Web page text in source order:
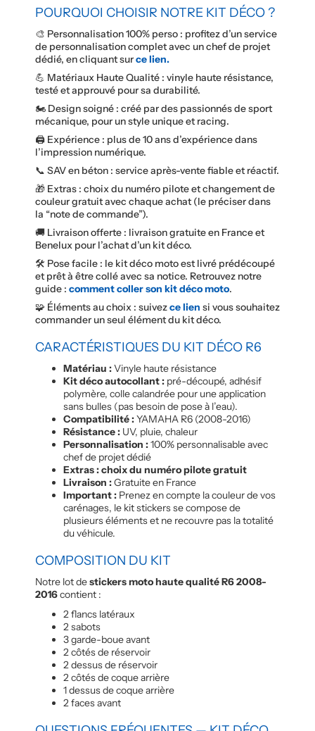
POURQUOI CHOISIR NOTRE KIT DÉCO ?
🎨 Personnalisation 100% perso : profitez d’un service
de personnalisation complet avec un chef de projet
dédié, en cliquant surce lien.
💪 Matériaux Haute Qualité : vinyle haute résistance,
testé et approuvé pour sa durabilité.
🏍️ Design soigné : créé par des passionnés de sport
mécanique, pour un style unique et racing.
🖨️ Expérience : plus de 10 ans d’expérience dans
l’impression numérique.
📞 SAV en béton : service après-vente fiable et réactif.
🎁 Extras : choix du numéro pilote et changement de
couleur gratuit avec chaque achat (le préciser dans
la “note de commande”).
🚚 Livraison offerte : livraison gratuite en France et
Benelux pour l’achat d’un kit déco.
🛠️ Pose facile : le kit déco moto est livré prédécoupé
et prêt à être collé avec sa notice. Retrouvez notre
guide : comment coller son kit déco moto.
🧩 Éléments au choix : suivezce lien si vous souhaitez
commander un seul élément du kit déco.
CARACTÉRISTIQUES DU KIT DÉCO R6
Matériau :Vinyle haute résistance
Kit déco autocollant : pré-découpé, adhésif
polymère, colle calandrée pour une application
sans bulles (pas besoin de pose à l’eau).
Compatibilité :YAMAHA R6 (2008-2016)
Résistance : UV, pluie, chaleur
Personnalisation :100% personnalisable avec
chef de projet dédié
Extras : choix du numéro pilote gratuit
Livraison :Gratuite en France
Important : Prenez en compte la couleur de vos
carénages, le kit stickers se compose de
plusieurs éléments et ne recouvre pas la totalité
du véhicule.
COMPOSITION DU KIT
Notre lot destickers moto haute qualité R6 2008-
2016contient :
2 flancs latéraux
2 sabots
3 garde-boue avant
2 côtés de réservoir
2 dessus de réservoir
2 côtés de coque arrière
1 dessus de coque arrière
2 faces avant